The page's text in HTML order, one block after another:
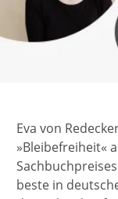
Eva von
»Bleibefreiheit«
beste in